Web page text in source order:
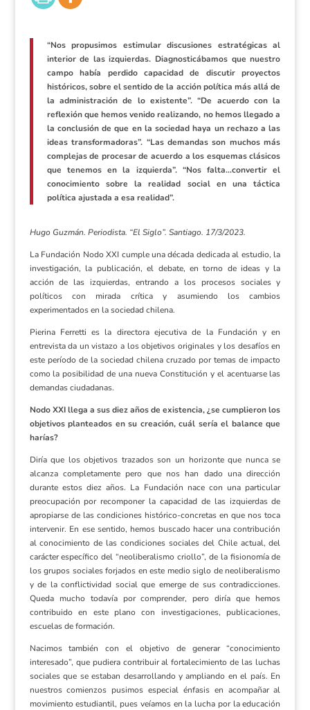
“Nos propusimos estimular discusiones estratégicas al
interior de las izquierdas. Diagnosticábamos que nuestro
campo había perdido capacidad de discutir proyectos
históricos, sobre el sentido de la acción política más allá de
la administración de lo existente”. “De acuerdo con la
reflexión que hemos venido realizando, no hemos llegado a
la conclusión de que en la sociedad haya un rechazo a las
ideas transformadoras”. “Las demandas son muchos más
complejas de procesar de acuerdo a los esquemas clásicos
que tenemos en la izquierda”. “Nos falta…convertir el
conocimiento sobre la realidad social en una táctica
política ajustada a esa realidad”.
Hugo Guzmán. Periodista. “El Siglo”. Santiago. 17/3/2023.
La Fundación Nodo XXI cumple una década dedicada al estudio, la
investigación, la publicación, el debate, en torno de ideas y la
acción de las izquierdas, entrando a los procesos sociales y
políticos con mirada crítica y asumiendo los cambios
experimentados en la sociedad chilena.
Pierina Ferretti es la directora ejecutiva de la Fundación y en
entrevista da un vistazo a los objetivos originales y los desafíos en
este período de la sociedad chilena cruzado por temas de impacto
como la posibilidad de una nueva Constitución y el acentuarse las
demandas ciudadanas.
Nodo XXI llega a sus diez años de existencia, ¿se cumplieron los
objetivos planteados en su creación, cuál sería el balance que
harías?
Diría que los objetivos trazados son un horizonte que nunca se
alcanza completamente pero que nos han dado una dirección
durante estos diez años. La Fundación nace con una particular
preocupación por recomponer la capacidad de las izquierdas de
apropiarse de las condiciones histórico-concretas en que nos toca
intervenir. En ese sentido, hemos buscado hacer una contribución
al conocimiento de las condiciones sociales del Chile actual, del
carácter específico del “neoliberalismo criollo”, de la fisionomía de
los grupos sociales forjados en este medio siglo de neoliberalismo
y de la conflictividad social que emerge de sus contradicciones.
Queda mucho todavía por comprender, pero diría que hemos
contribuido en este plano con investigaciones, publicaciones,
escuelas de formación.
Nacimos también con el objetivo de generar “conocimiento
interesado”, que pudiera contribuir al fortalecimiento de las luchas
sociales que se estaban desarrollando y ampliando en el país. En
nuestros comienzos pusimos especial énfasis en acompañar al
movimiento estudiantil, pues veíamos en la lucha por la educación